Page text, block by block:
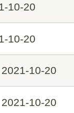
10-20
10-20
2021-10-20
2021-10-20